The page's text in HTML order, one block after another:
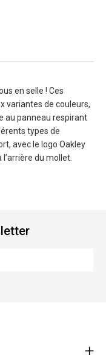
en selle ! Ces
variantes de couleurs,
au panneau respirant
types de
avec le logo Oakley
du mollet.